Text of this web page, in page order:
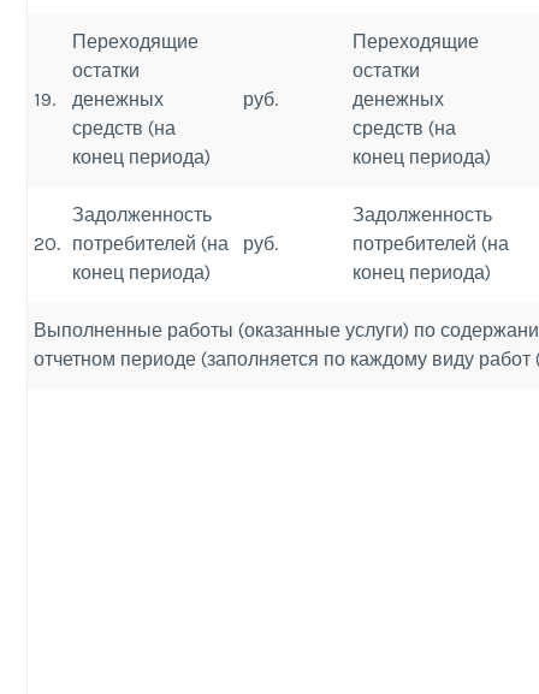
19.
Переходящие
остатки
денежных
средств (на
конец периода)
руб.
Переходящие
остатки
денежных
средств (на
конец периода)
20.
Задолженность
потребителей (на
конец периода)
руб.
Задолженность
потребителей (на
конец периода)
Выполненные работы (оказанные услуги) по
отчетном периоде (заполняется по каждому виду работ